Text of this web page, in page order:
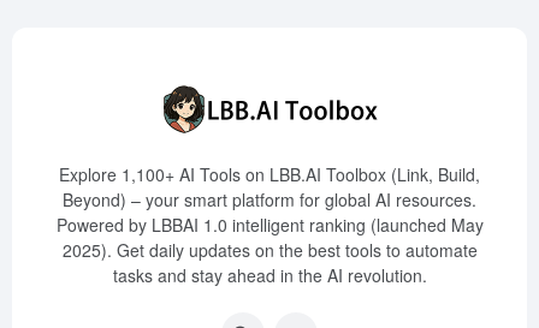
Explore 1,100+ AI Tools on LBB.AI Toolbox (Link, Build,
Beyond) – your smart platform for global AI resources.
Powered by LBBAI 1.0 intelligent ranking (launched May
2025). Get daily updates on the best tools to automate
tasks and stay ahead in the AI revolution.